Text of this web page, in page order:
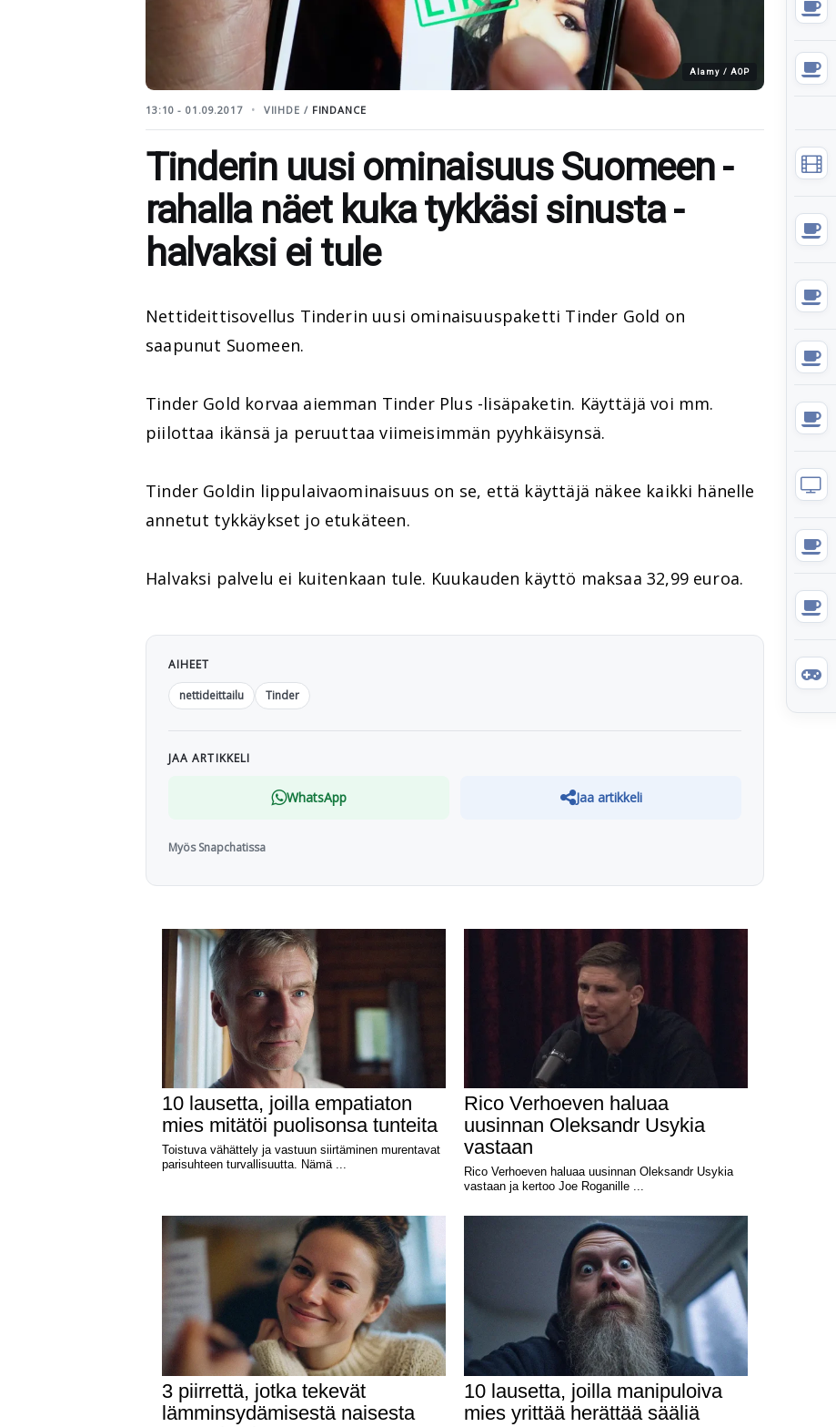
Alamy / AOP
13:10 - 01.09.2017 VIIHDE / FINDANCE
Tinderin uusi ominaisuus Suomeen -
rahalla näet kuka tykkäsi sinusta -
halvaksi ei tule
Nettideittisovellus Tinderin uusi ominaisuuspaketti Tinder Gold on
saapunut Suomeen.
Tinder Gold korvaa aiemman Tinder Plus -lisäpaketin. Käyttäjä voi mm.
piilottaa ikänsä ja peruuttaa viimeisimmän pyyhkäisynsä.
Tinder Goldin lippulaivaominaisuus on se, että käyttäjä näkee kaikki hänelle
annetut tykkäykset jo etukäteen.
Halvaksi palvelu ei kuitenkaan tule. Kuukauden käyttö maksaa 32,99 euroa.
AIHEET
nettideittailu
Tinder
JAA ARTIKKELI
WhatsApp Jaa artikkeli
Myös Snapchatissa